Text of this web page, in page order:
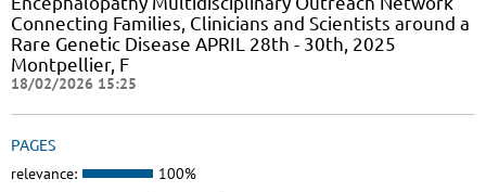
Connecting Families, Clinicians and Scientists around a
Rare Genetic Disease APRIL 28th - 30th, 2025
Montpellier, F
18/02/2026 15:25
PAGES
relevance: 100%